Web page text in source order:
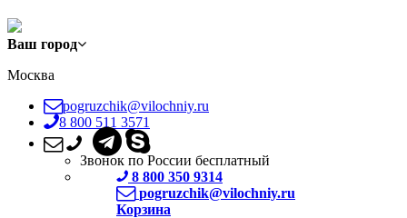
Ваш город
Москва
pogruzchik@vilochniy.ru
8 800 511 3571
Звонок по России бесплатный
8 800 350 9314
pogruzchik@vilochniy.ru
Корзина